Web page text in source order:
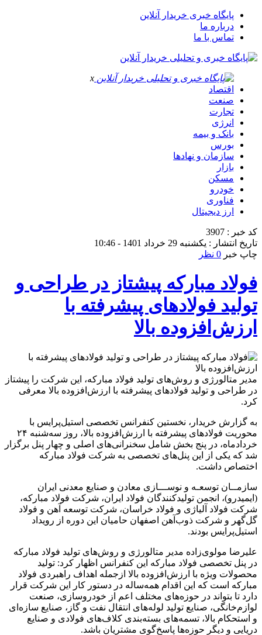
پایگاه خبری خریدار آنلاین
درباره ما
تماس با ما
x
اقتصاد
صنعت
تجارت
انرژی
بانک و بیمه
بورس
سازمان و نهادها
بازار
مسکن
خودرو
فناوری
ارز دیجیتال
کد خبر : 3907
تاریخ انتشار : یکشنبه 29 خرداد 1401 - 10:46
چاپ خبر 0 نظر
فولاد مبارکه پیشتاز در طراحی و
تولید فولادهای پیشرفته با
ارزش‌افزوده بالا
مدیر متالورژی و روش‌های تولید فولاد مبارکه، این شرکت را پیشتاز
در طراحی و تولید فولادهای پیشرفته با ارزش‌افزوده بالا معرفی
کرد.
به گزارش خریدار، نخستین کنفرانس تخصصی استیل‌پرایس با
محوریت فولادهای پیشرفته با ارزش‌افزوده بالا، روز سه‌شنبه ۲۴
خردادماه، در پنج بخش شامل سخنرانی‌های اصلی و چهار پنل برگزار
شد که یکی از این پنل‌های تخصصی به شرکت فولاد مبارکه
اختصاص داشت.
سازمــان توسعـه و نوســـازی معادن و صنایع معدنی ایران
(ایمیدرو)، انجمن تولیدکنندگان فولاد ایران، شرکت فولاد مبارکه،
شرکت فولاد آلیاژی و فولاد خراسان، شرکت توسعه آهن و فولاد
گل‌گهر و شرکت ذوب‌آهن اصفهان حامیان این دوره از رویداد
استیل‌پرایس بودند.
علیرضا مولوی‌زاده مدیر متالورژی و روش‌های تولید فولاد مبارکه
در پنل تخصصی فولاد مبارکه این کنفرانس اظهار کرد: تولید
محصولات ویژه با ارزش‌افزوده بالا ازجمله اهداف راهبردی فولاد
مبارکه است که این اقدام همه‌ساله در دستور کار این شرکت قرار
دارد تا بتواند در حوزه‌های مختلف اعم از خودروسازی، صنعت
لوازم‌خانگی، صنایع تولید لوله‌های انتقال نفت و گاز، صنایع سازه‌ای
و استحکام بالا، تسمه‌های بسته‌بندی کلاف‌های فولادی و صنایع
دریایی و دیگر حوزه‌ها پاسخ‌گوی مشتریان باشد.